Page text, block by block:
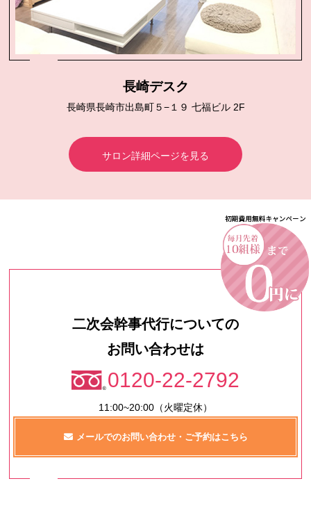
長崎デスク
長崎県長崎市出島町５−１９ 七福ビル 2F
サロン詳細ページを見る
二次会幹事代行についての
お問い合わせは
0120-22-2792
11:00~20:00（火曜定休）
メールでのお問い合わせ・ご予約はこちら